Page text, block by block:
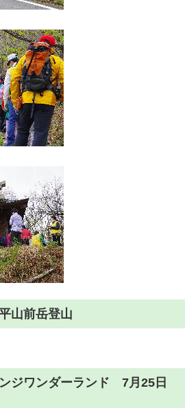
山前岳登山
ジワンダーランド 7月25日